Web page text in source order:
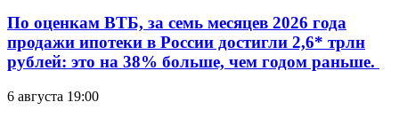
По оценкам ВТБ, за семь месяцев 2026 года
продажи ипотеки в России достигли 2,6* трлн
рублей: это на 38% больше, чем годом раньше.
6 августа 19:00